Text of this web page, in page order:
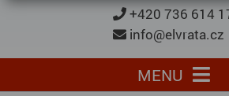
+420 736 614
info@elvrata.cz
MENU